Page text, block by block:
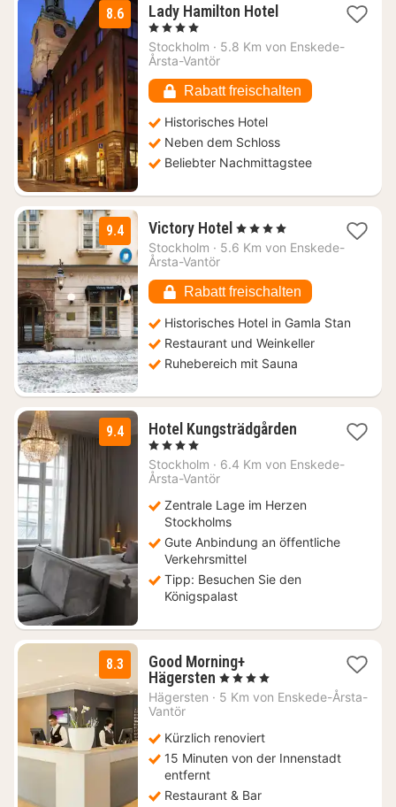
8.6 Lady Hamilton Hotel1
ab
, 4 Sterne
Stockholm · 5.8 Km von Enskede-
Årsta-Vantör
Rabatt freischalten
Historisches Hotel
Neben dem Schloss
Beliebter Nachmittagstee
9.4 Victory Hotel 1
Nacht
€
, 4 Sterne
Stockholm · 5.6 Km von Enskede-
Årsta-Vantör
Rabatt freischalten
Historisches Hotel in Gamla Stan
Restaurant und Weinkeller
Ruhebereich mit Sauna
9.4 Hotel Kungsträdgården1
ab
, 4 Sterne
Stockholm · 6.4 Km von Enskede-
Årsta-Vantör
Zentrale Lage im Herzen
Stockholms
Gute Anbindung an öffentliche
Verkehrsmittel
Tipp: Besuchen Sie den
Königspalast
8.3
Good Morning+
Hägersten 1
Nacht
€
, 4 Sterne
Hägersten · 5 Km von Enskede-Årsta-
Vantör
Kürzlich renoviert
15 Minuten von der Innenstadt
entfernt
Restaurant & Bar